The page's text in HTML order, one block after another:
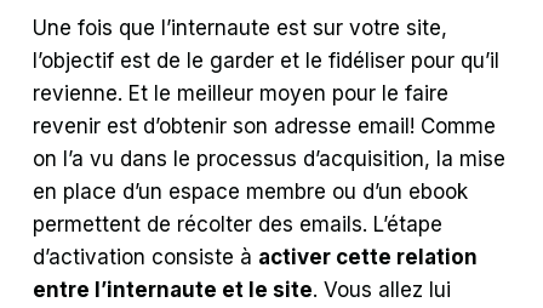
Une fois que l’internaute est sur votre site,
l’objectif est de le garder et le fidéliser pour qu’il
revienne. Et le meilleur moyen pour le faire
revenir est d’obtenir son adresse email! Comme
on l’a vu dans le processus d’acquisition, la mise
en place d’un espace membre ou d’un ebook
permettent de récolter des emails. L’étape
d’activation consiste à activer cette relation
entre l’internaute et le site. Vous allez lui